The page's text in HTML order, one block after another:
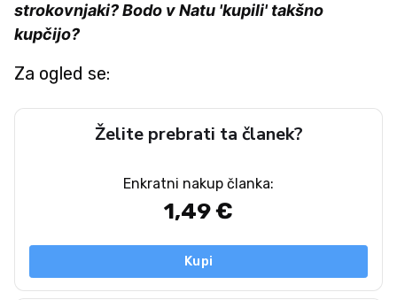
strokovnjaki? Bodo v Natu 'kupili' takšno
kupčijo?
Za ogled se:
Želite prebrati ta članek?
Enkratni nakup članka:
1,49 €
Kupi